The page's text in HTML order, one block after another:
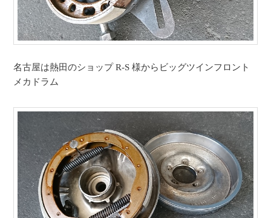
名古屋は熱田のショップ R-S 様からビッグツインフロント
メカドラム